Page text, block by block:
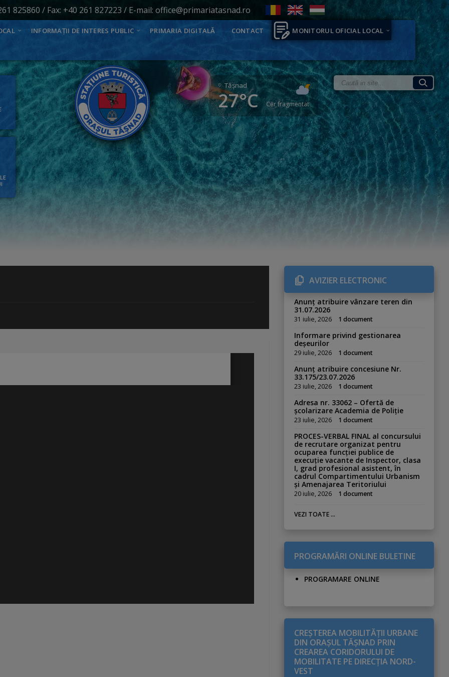
825860 / Fax: +40 261 827223 / E-mail: office@primariatasnad.ro
INFORMAȚII DE INTERES PUBLIC PRIMARIA DIGITALĂ CONTACT MONITORUL OFICIAL LOCAL
Tăşnad
27°C Cer fragmentat
AVIZIER ELECTRONIC
Anunț atribuire vânzare teren din
31.07.2026
31 iulie, 2026 1 document
Informare privind gestionarea
deșeurilor
29 iulie, 2026 1 document
Anunț atribuire concesiune Nr.
33.175/23.07.2026
23 iulie, 2026 1 document
Adresa nr. 33062 – Ofertă de
școlarizare Academia de Poliție
23 iulie, 2026 1 document
PROCES-VERBAL FINAL al concursului
de recrutare organizat pentru
ocuparea funcției publice de
execuție vacante de Inspector, clasa
I, grad profesional asistent, în
cadrul Compartimentului Urbanism
și Amenajarea Teritoriului
20 iulie, 2026 1 document
VEZI TOATE ...
PROGRAMĂRI ONLINE BULETINE
PROGRAMARE ONLINE
CREŞTEREA MOBILITĂŢII URBANE
DIN ORAŞUL TĂŞNAD PRIN
CREAREA CORIDORULUI DE
MOBILITATE PE DIRECŢIA NORD-
VEST